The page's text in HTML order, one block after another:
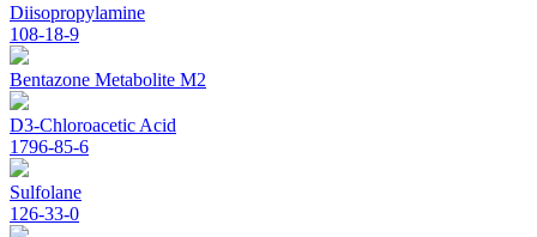
Diisopropylamine
108-18-9
Bentazone Metabolite M2
D3-Chloroacetic Acid
1796-85-6
Sulfolane
126-33-0